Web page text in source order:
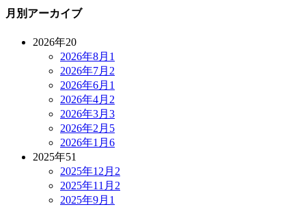
月別アーカイブ
2026年20
2026年8月 1
2026年7月 2
2026年6月 1
2026年4月 2
2026年3月 3
2026年2月 5
2026年1月 6
2025年51
2025年12月 2
2025年11月 2
2025年9月 1